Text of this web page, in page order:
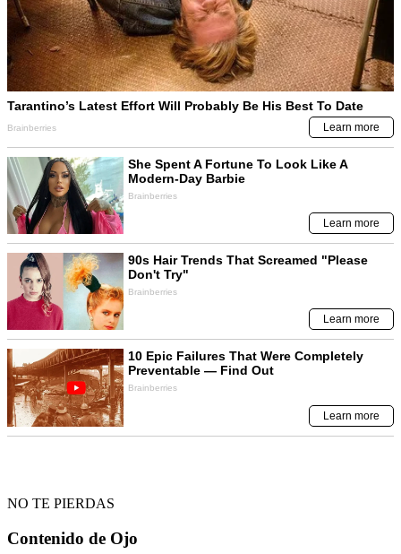
NO TE PIERDAS
Contenido de Ojo